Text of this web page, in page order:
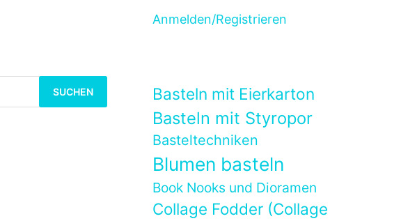
Anmelden/Registrieren
Basteln mit Eierkarton
Basteln mit Styropor
Basteltechniken
Blumen basteln
Book Nooks und Dioramen
Collage Fodder (Collage